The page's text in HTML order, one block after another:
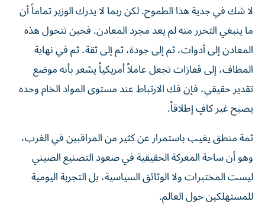
لا شك في جدية هذا الطموح. لكن ربما لا يدرك الوزير تماماً أن
ما ينبغي التحرر منه لم يعد مجرد المعادن. فحين تتحول هذه
المعادن إلى أدوات، ثم إلى جودة، ثم إلى ثقة، ثم في نهاية
المطاف، إلى قفازات تجعل عاملاً أمريكياً يشعر بأنه موضع
تقدير حقيقي، فإن فك الارتباط عند مستوى المواد الخام وحده
يصبح غير كافٍ إطلاقاً.
ثمة منطق يغيب باستمرار عن كثير من المراقبين في الغرب،
وهو أن ساحة المعركة الحقيقية في صعود التصنيع الصيني
ليست المختبرات ولا الوثائق السياسية، بل التجربة اليومية
للمستهلكين حول العالم.